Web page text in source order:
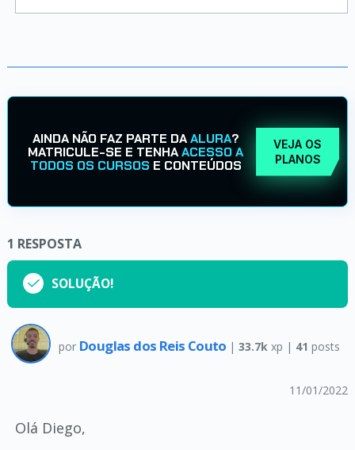
AINDA NÃO FAZ PARTE DAALURA?
MATRICULE-SE E TENHAACESSO A
TODOS OS CURSOS E CONTEÚDOS
VEJA OS
PLANOS
1 RESPOSTA
SOLUÇÃO!
por Douglas dos Reis Couto |33.7k xp | 41 posts
11/01/2022
Olá Diego,